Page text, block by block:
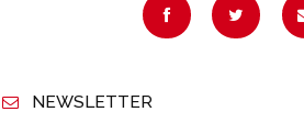
NEWSLETTER